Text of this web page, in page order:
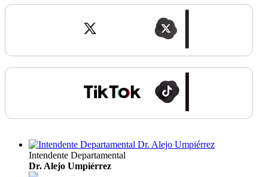
Intendente Departamental
Dr. Alejo Umpiérrez